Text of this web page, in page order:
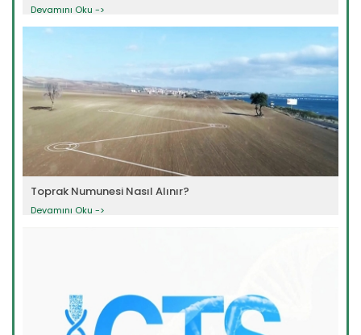
Devamını Oku ->
Toprak Numunesi Nasıl Alınır?
Devamını Oku ->